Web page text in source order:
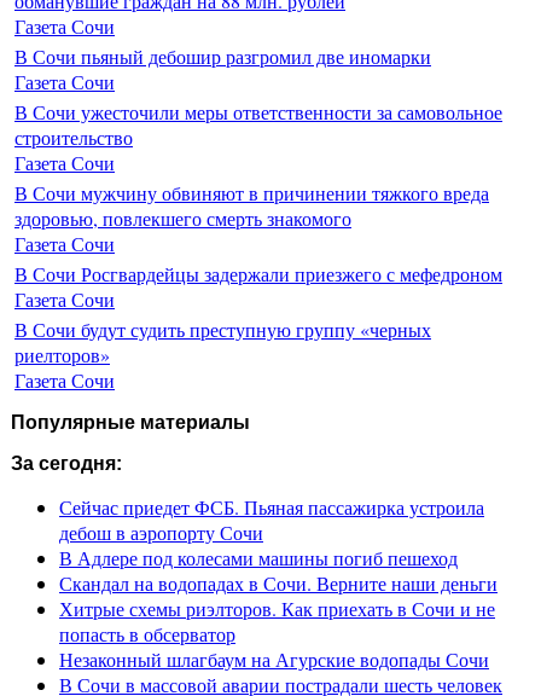
Газета Сочи
В Сочи пьяный дебошир разгромил две иномарки
Газета Сочи
В Сочи ужесточили меры ответственности за самовольное
строительство
Газета Сочи
В Сочи мужчину обвиняют в причинении тяжкого вреда
здоровью, повлекшего смерть знакомого
Газета Сочи
В Сочи Росгвардейцы задержали приезжего с мефедроном
Газета Сочи
В Сочи будут судить преступную группу «черных
риелторов»
Газета Сочи
Популярные материалы
За сегодня:
Сейчас приедет ФСБ. Пьяная пассажирка устроила
дебош в аэропорту Сочи
В Адлере под колесами машины погиб пешеход
Скандал на водопадах в Сочи. Верните наши деньги
Хитрые схемы риэлторов. Как приехать в Сочи и не
попасть в обсерватор
Незаконный шлагбаум на Агурские водопады Сочи
В Сочи в массовой аварии пострадали шесть человек